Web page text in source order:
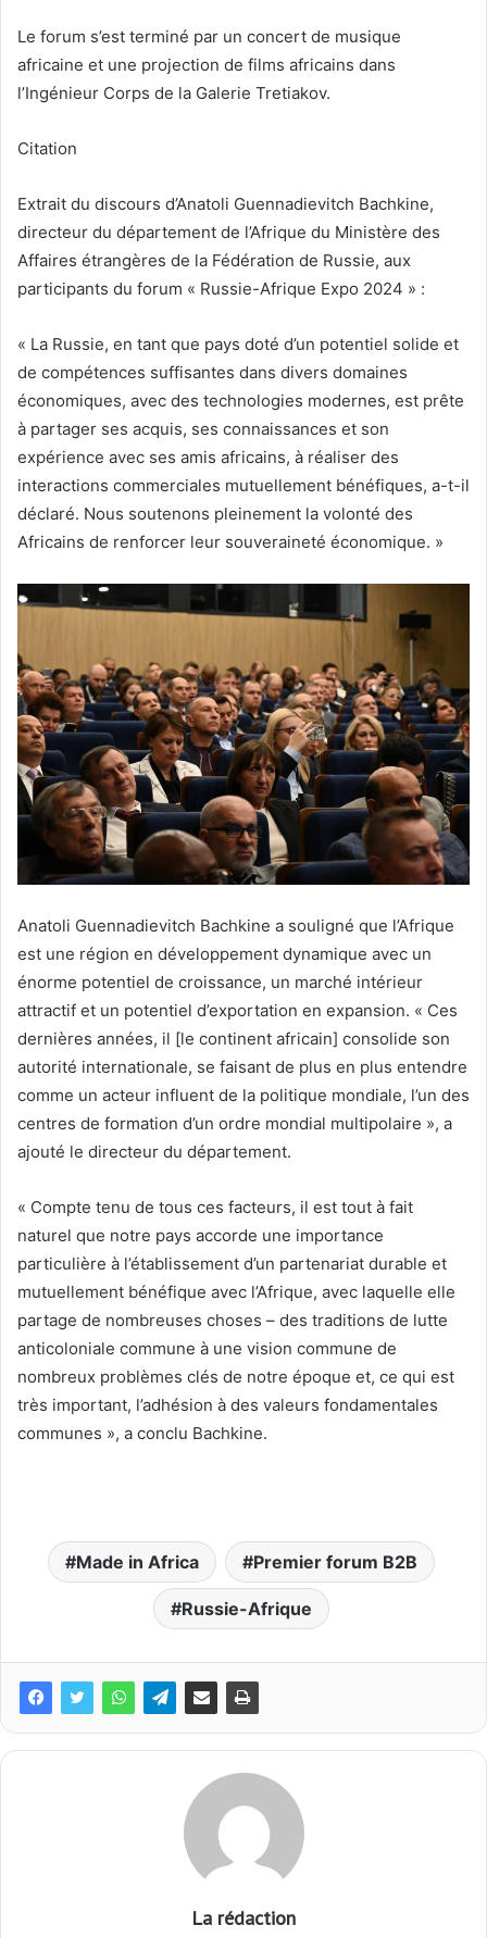
Le forum s’est terminé par un concert de musique
africaine et une projection de films africains dans
l’Ingénieur Corps de la Galerie Tretiakov.
Citation
Extrait du discours d’Anatoli Guennadievitch Bachkine,
directeur du département de l’Afrique du Ministère des
Affaires étrangères de la Fédération de Russie, aux
participants du forum « Russie-Afrique Expo 2024 » :
« La Russie, en tant que pays doté d’un potentiel solide et
de compétences suffisantes dans divers domaines
économiques, avec des technologies modernes, est prête
à partager ses acquis, ses connaissances et son
expérience avec ses amis africains, à réaliser des
interactions commerciales mutuellement bénéfiques, a-t-il
déclaré. Nous soutenons pleinement la volonté des
Africains de renforcer leur souveraineté économique. »
Anatoli Guennadievitch Bachkine a souligné que l’Afrique
est une région en développement dynamique avec un
énorme potentiel de croissance, un marché intérieur
attractif et un potentiel d’exportation en expansion. « Ces
dernières années, il [le continent africain] consolide son
autorité internationale, se faisant de plus en plus entendre
comme un acteur influent de la politique mondiale, l’un des
centres de formation d’un ordre mondial multipolaire », a
ajouté le directeur du département.
« Compte tenu de tous ces facteurs, il est tout à fait
naturel que notre pays accorde une importance
particulière à l’établissement d’un partenariat durable et
mutuellement bénéfique avec l’Afrique, avec laquelle elle
partage de nombreuses choses – des traditions de lutte
anticoloniale commune à une vision commune de
nombreux problèmes clés de notre époque et, ce qui est
très important, l’adhésion à des valeurs fondamentales
communes », a conclu Bachkine.
Made in Africa Premier forum B2B
Russie-Afrique
La rédaction